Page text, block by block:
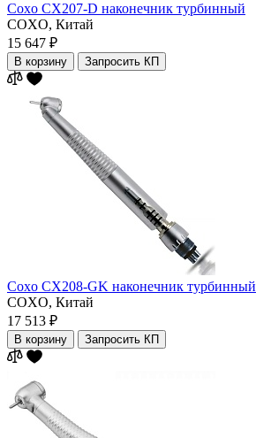
Coxo CX207-D наконечник турбинный
COXO, Китай
15 647 ₽
В корзину Запросить КП
Coxo CX208-GK наконечник турбинный
COXO, Китай
17 513 ₽
В корзину Запросить КП